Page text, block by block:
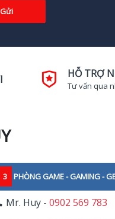
Gửi
HỖ TRỢ
Tư vấn qua
3 PHÒNG GAME - GAMING -
Mr. Huy - 0902 569 783